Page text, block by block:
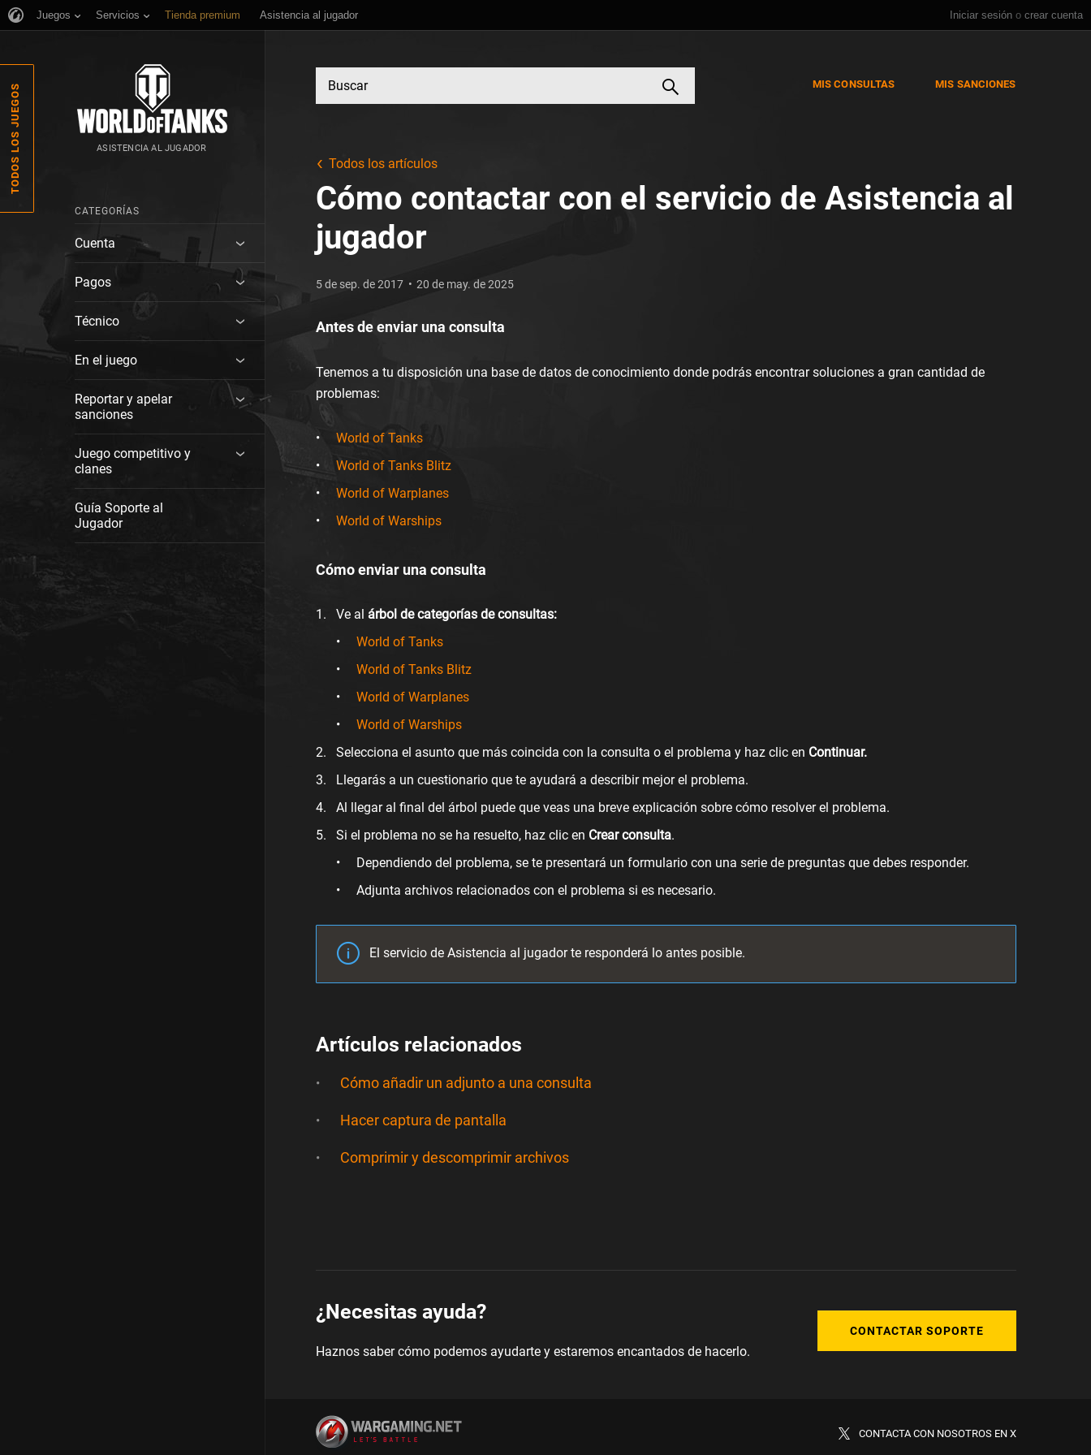
Iniciar sesión o crear cuenta
Juegos Servicios Tienda premium Asistencia al jugador
TODOS LOS JUEGOS ASISTENCIA AL JUGADOR
CATEGORÍAS
Cuenta
Pagos
Técnico
En el juego
Reportar y apelar
sanciones
Juego competitivo y
clanes
Guía Soporte al
Jugador
MIS CONSULTAS MIS SANCIONES
Todos los artículos
Cómo contactar con el servicio de Asistencia al
jugador
5 de sep. de 2017 20 de may. de 2025
Antes de enviar una consulta
Tenemos a tu disposición una base de datos de conocimiento donde podrás encontrar soluciones a gran cantidad de
problemas:
World of Tanks
World of Tanks Blitz
World of Warplanes
World of Warships
Cómo enviar una consulta
Ve al árbol de categorías de consultas:
World of Tanks
World of Tanks Blitz
World of Warplanes
World of Warships
Selecciona el asunto que más coincida con la consulta o el problema y haz clic en Continuar.
Llegarás a un cuestionario que te ayudará a describir mejor el problema.
Al llegar al final del árbol puede que veas una breve explicación sobre cómo resolver el problema.
Si el problema no se ha resuelto, haz clic en Crear consulta.
Dependiendo del problema, se te presentará un formulario con una serie de preguntas que debes responder.
Adjunta archivos relacionados con el problema si es necesario.
El servicio de Asistencia al jugador te responderá lo antes posible.
Artículos relacionados
Cómo añadir un adjunto a una consulta
Hacer captura de pantalla
Comprimir y descomprimir archivos
¿Necesitas ayuda?
Haznos saber cómo podemos ayudarte y estaremos encantados de hacerlo.
CONTACTAR SOPORTE
CONTACTA CON NOSOTROS EN X